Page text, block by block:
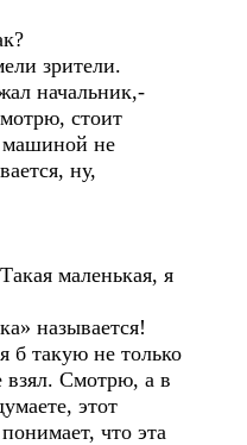
зрители.
стоит
машиной не
ну,
маленькая, я
называется!
такую не только
взял. Смотрю, а в
этот
что эта